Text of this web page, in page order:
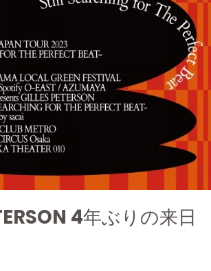
4年ぶりの来日